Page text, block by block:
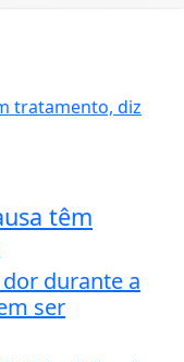
têm
durante a
ser